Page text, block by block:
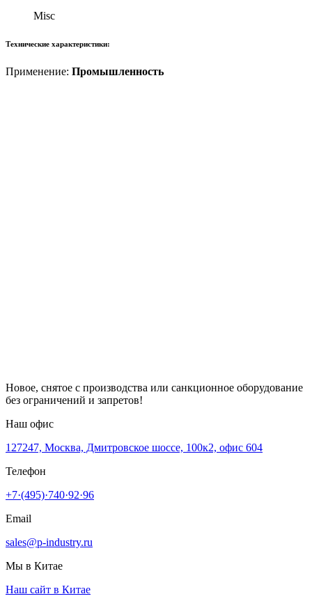
Misc
Технические характеристики:
Применение: Промышленность
Новое, снятое с производства или санкционное оборудование
без ограничений и запретов!
Наш офис
127247, Москва, Дмитровское шоссе, 100к2, офис 604
Телефон
+7·(495)·740·92·96
Email
sales@p-industry.ru
Мы в Китае
Наш сайт в Китае